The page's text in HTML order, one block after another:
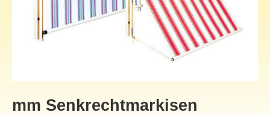
mm Senkrechtmarkisen